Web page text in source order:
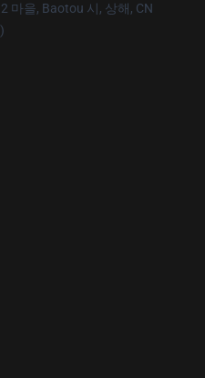
마을, Baotou 시, 상해, CN